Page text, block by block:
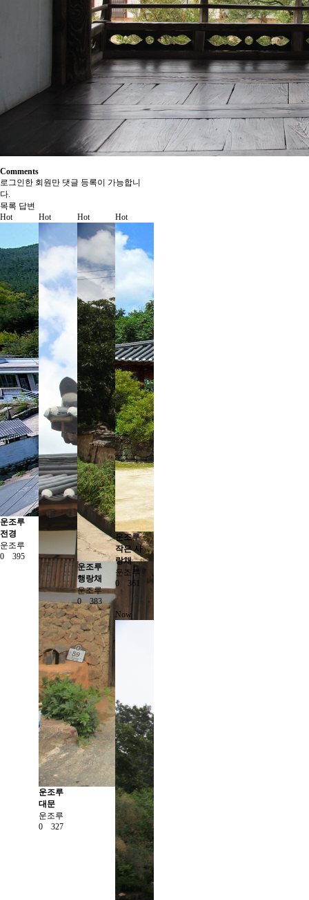
Comments
로그인한 회원만 댓글 등록이 가능합니
다.
목록 답변
Hot
운조루
전경
운조루
0 395
Hot
운조루
대문
운조루
0 327
Hot
운조루
행랑채
운조루
0383
Hot
운조루
작은 사
랑채
운조루
0361
Now